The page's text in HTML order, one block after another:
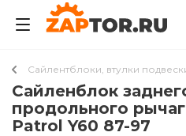
Сайлентблоки, втулки
Сайленблок
продольного
Patrol Y60 87-97